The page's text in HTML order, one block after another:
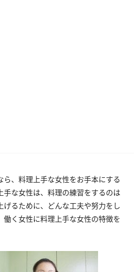
ら、料理上手な女性をお手本にする
手な女性は、料理の練習をするのは
げるために、どんな工夫や努力をし
く女性に料理上手な女性の特徴を